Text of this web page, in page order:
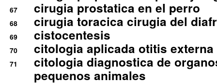
67 cirugia prostatica en el perro
68 cirugia toracica cirugia del
69 cistocentesis
70 citologia aplicada otitis externa
71
citologia diagnostica de
pequenos animales